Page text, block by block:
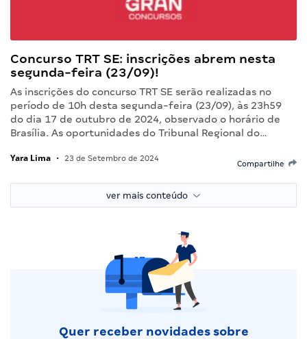
Concurso TRT SE: inscrições abrem nesta
segunda-feira (23/09)!
As inscrições do concurso TRT SE serão realizadas no
período de 10h desta segunda-feira (23/09), às 23h59
do dia 17 de outubro de 2024, observado o horário de
Brasília. As oportunidades do Tribunal Regional do…
Yara Lima • 23 de Setembro de 2024
Compartilhe
ver mais conteúdo
Quer receber novidades sobre